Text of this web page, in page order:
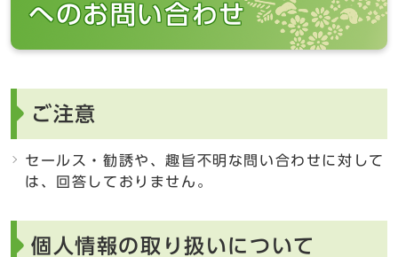
へのお問い合わせ
ご注意
セールス・勧誘や、趣旨不明な問い合わせに対して
は、回答しておりません。
個人情報の取り扱いについて